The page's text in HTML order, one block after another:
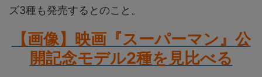
ズ3種も発売するとのこと。
【画像】映画『スーパーマン』公
開記念モデル2種を見比べる